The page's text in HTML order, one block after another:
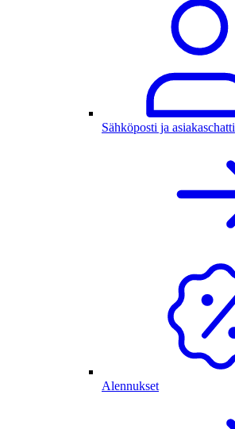
Sähköposti ja asiakaschatti
Alennukset